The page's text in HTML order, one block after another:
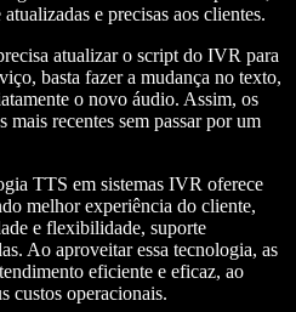
e precisas aos clientes.
atualizar o script do IVR para
basta fazer a mudança no texto,
o novo áudio. Assim, os
mais recentes sem passar por um
TTS em sistemas IVR oferece
melhor experiência do cliente,
e flexibilidade, suporte
Ao aproveitar essa tecnologia, as
eficiente e eficaz, ao
custos operacionais.